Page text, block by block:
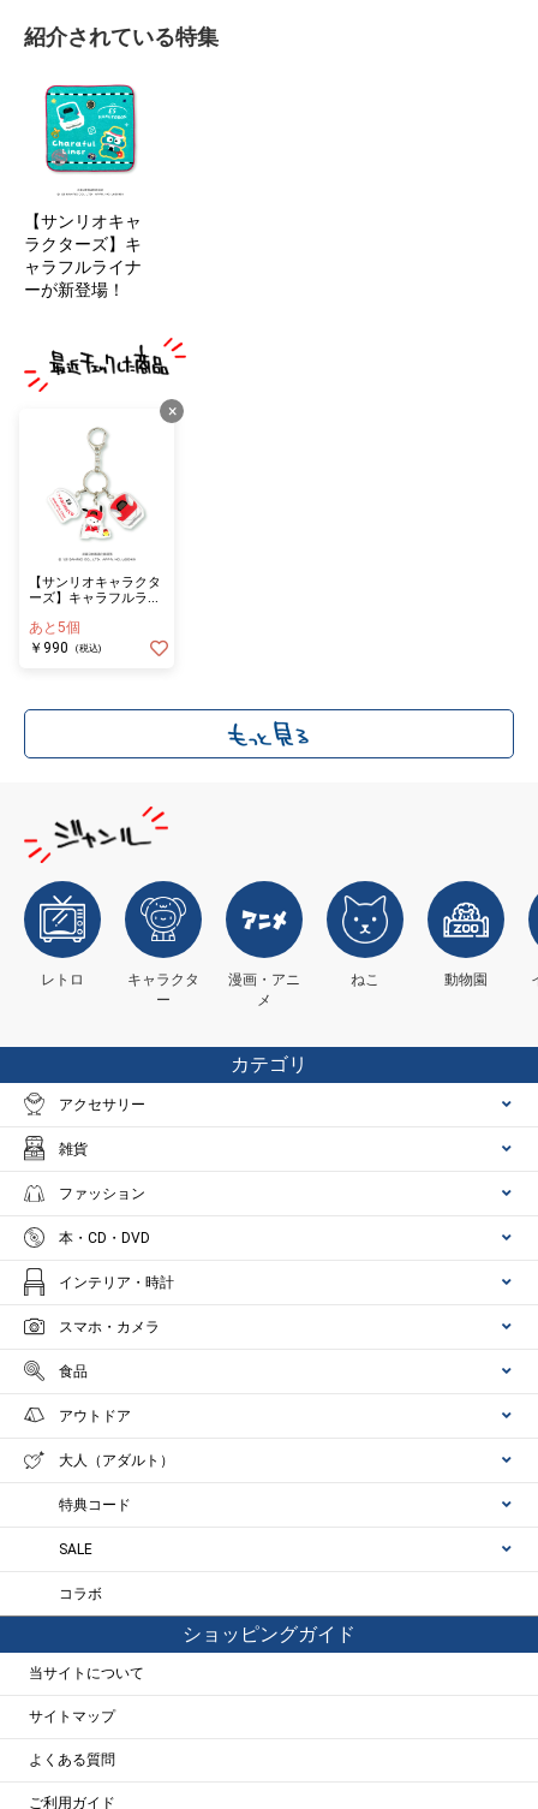
紹介されている特集
【サンリオキャ
ラクターズ】キ
ャラフルライナ
ーが新登場！
×
【サンリオキャラクタ
ーズ】キャラフルライ
ホルダー PC
あと5個
￥990
(税込)
レトロ
キャラクタ
ー
漫画・アニ
メ
ねこ 動物園
カテゴリ
アクセサリー
雑貨
ファッション
本・CD・DVD
インテリア・時計
スマホ・カメラ
食品
アウトドア
大人（アダルト）
特典コード
SALE
コラボ
ショッピングガイド
当サイトについて
サイトマップ
よくある質問
ご利用ガイド